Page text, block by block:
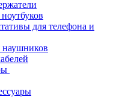
для телефона и
наушников